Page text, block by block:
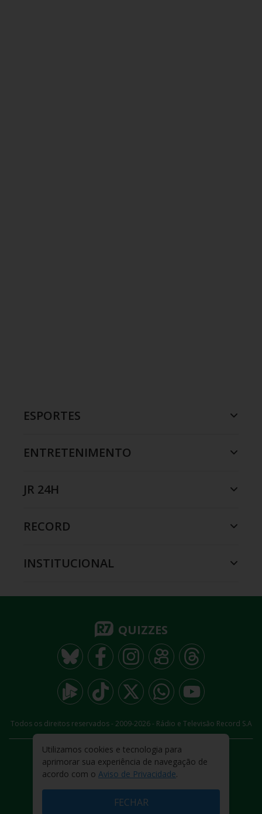
ESPORTES
ENTRETENIMENTO
JR 24H
RECORD
INSTITUCIONAL
QUIZZES
Todos os direitos reservados - 2009-2026- Rádio e Televisão Record S.A
FALE CONOSCO
PRIVACIDADE
TERMOS E CONDIÇÕES DE USO
Utilizamos cookies e tecnologia para
aprimorar sua experiência de navegação de
acordo com o Aviso de Privacidade.
FECHAR